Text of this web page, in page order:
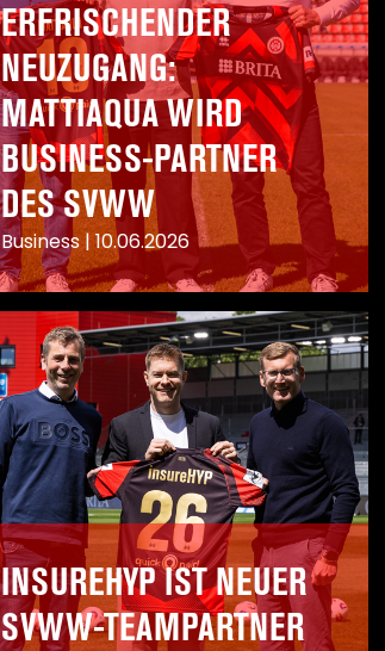
ERFRISCHENDER
NEUZUGANG:
MATTIAQUA WIRD
BUSINESS-PARTNER
DES SVWW
Business|10.06.2026
INSUREHYP IST NEUER
SVWW-TEAMPARTNER